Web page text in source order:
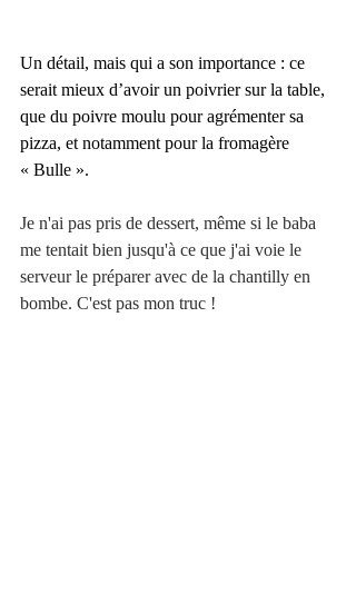
Un détail, mais qui a son importance : ce
serait mieux d’avoir un poivrier sur la table,
que du poivre moulu pour agrémenter sa
pizza, et notamment pour la fromagère
« Bulle ».
Je n'ai pas pris de dessert, même si le baba
me tentait bien jusqu'à ce que j'ai voie le
serveur le préparer avec de la chantilly en
bombe. C'est pas mon truc !